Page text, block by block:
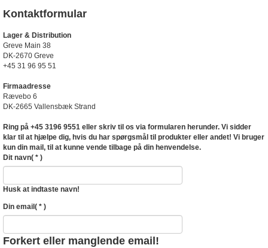
Kontaktformular
Lager & Distribution
Greve Main 38
DK-2670 Greve
+45 31 96 95 51
Firmaadresse
Rævebo 6
DK-2665 Vallensbæk Strand
Ring på +45 3196 9551 eller skriv til os via formularen herunder. Vi sidder
klar til at hjælpe dig, hvis du har spørgsmål til produkter eller andet! Vi bruger
kun din mail, til at kunne vende tilbage på din henvendelse.
Dit navn( * )
Husk at indtaste navn!
Din email ( * )
Forkert eller manglende email!